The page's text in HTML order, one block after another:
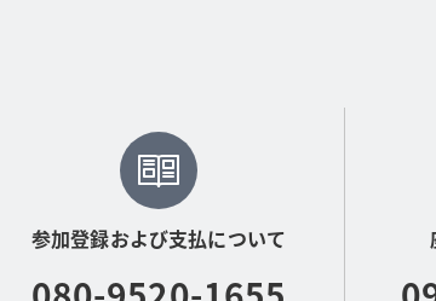
参加登録および支払について